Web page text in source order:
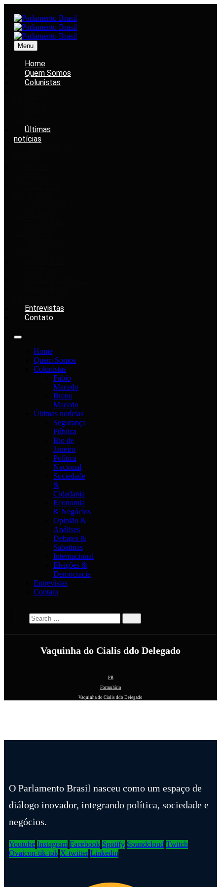
Menu
Home
Quem Somos
Colunistas
Últimas
notícias
Entrevistas
Contato
Home
Quem Somos
Colunistas
Fabio
Macedo
Breno
Macedo
Últimas notícias
Segurança
Pública
Rio de
Janeiro
Política
Nacional
Sociedade
&
Cidadania
Economia
& Negócios
Opinião &
Análises
Debates &
Sabatinas
Internacional
Eleições &
Democracia
Entrevistas
Contato
Vaquinha do Cialis ddo Delegado
PB
Formulário
Vaquinha do Cialis ddo Delegado
O Parlamento Brasil nasceu como um espaço de
diálogo inovador, integrando política, sociedade e
negócios.
Youtube Instagram Facebook Spotify Soundcloud Twitch
Ovaicon-tik-tok X-twitter Linkedin